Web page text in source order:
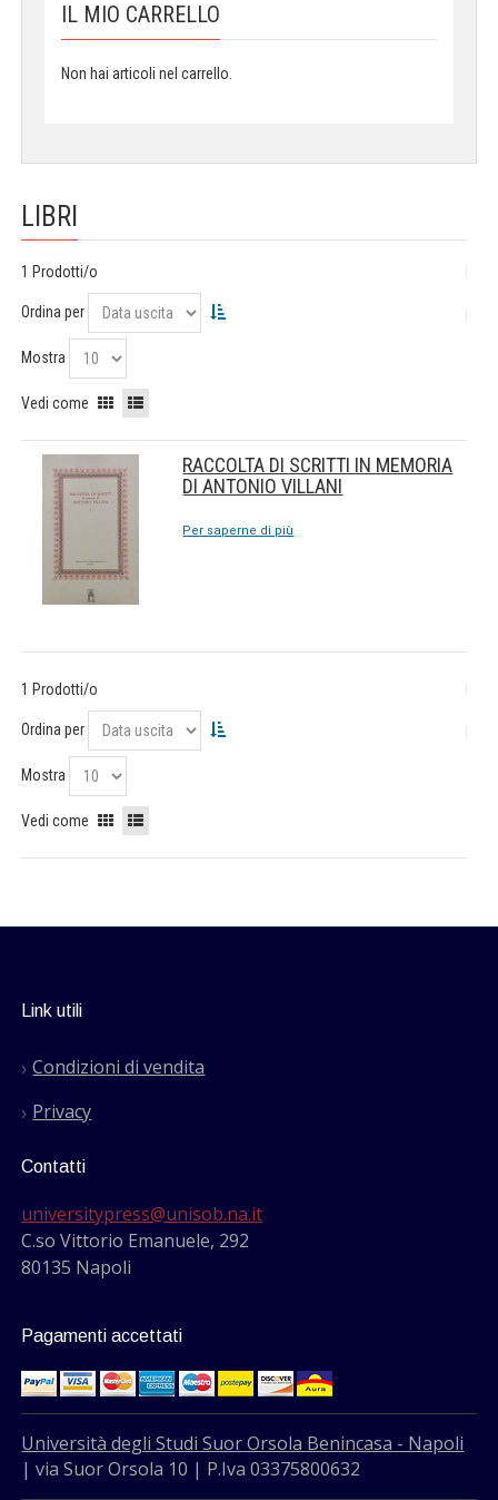
IL MIO CARRELLO
Non hai articoli nel carrello.
LIBRI
1 Prodotti/o
Ordina per
Mostra
Vedi come
RACCOLTA DI SCRITTI IN MEMORIA
DI ANTONIO VILLANI
Per saperne di più
1 Prodotti/o
Ordina per
Mostra
Vedi come
Link utili
Condizioni di vendita
Privacy
Contatti
universitypress@unisob.na.it
C.so Vittorio Emanuele, 292
80135 Napoli
Pagamenti accettati
Università degli Studi Suor Orsola Benincasa - Napoli
| via Suor Orsola 10 | P.Iva 03375800632